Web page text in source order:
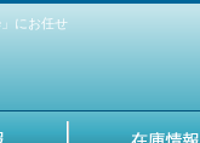
にお任せ